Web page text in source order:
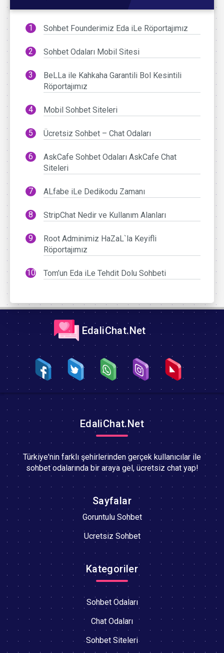
Sohbet Founderimiz Eda iLe Röportajımız
Sohbet Odaları Mobil Sitesi
BeLLa ile Kahkaha Garantili Bol Kesintili
Röportajımız
Mobil Sohbet Siteleri
Ücretsiz Sohbet – Chat Odaları
AskCafe Sohbet Odaları AskCafe Chat
Siteleri
ALfabe iLe Dedikodu Zamanı
StripChat Nedir ve Kullanım Alanları
Root Adminimiz HaZaL`la Keyifli
Röportajımız
Tom’un Eda iLe Tehdit Dolu Sohbeti
EdaliChat.Net
EdaliChat.Net
Türkiye'nin farklı şehirlerinden gerçek kullanıcılar ile
sohbet odalarında bir araya gel, ücretsiz chat yap!
Sayfalar
Goruntulu Sohbet
Ucretsiz Sohbet
Kategoriler
Sohbet Odaları
Chat Odaları
Sohbet Siteleri